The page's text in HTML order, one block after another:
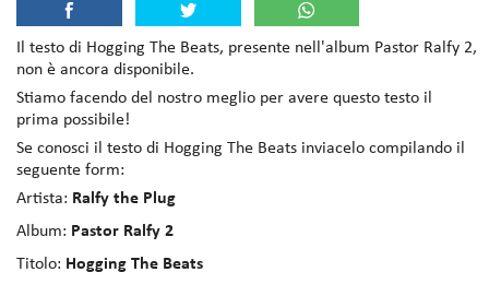
Il testo di Hogging The Beats, presente nell'album Pastor Ralfy 2,
non è ancora disponibile.
Stiamo facendo del nostro meglio per avere questo testo il
prima possibile!
Se conosci il testo di Hogging The Beats inviacelo compilando il
seguente form:
Artista: Ralfy the Plug
Album: Pastor Ralfy 2
Titolo: Hogging The Beats